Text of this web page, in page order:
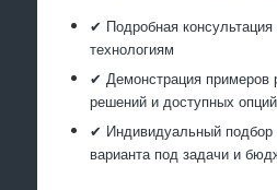
✔ Подробная
технологиям
✔ Демонстрация примеров
решений и доступных опций
✔ Индивидуальный подбор
варианта под задачи и